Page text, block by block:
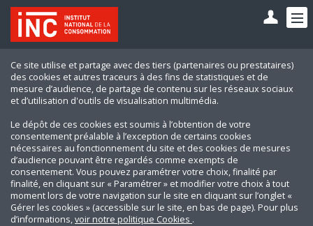
Ce site utilise et partage avec des tiers (partenaires ou prestataires)
des cookies et autres traceurs à des fins de statistiques et de
mesure d’audience, de partage de contenu sur les réseaux sociaux
et d’utilisation d'outils de visualisation multimédia.
Le dépôt de ces cookies est soumis à l’obtention de votre
consentement préalable à l’exception de certains cookies
nécessaires au fonctionnement du site et des cookies de mesures
d’audience pouvant être regardés comme exempts de
consentement. Vous pouvez paramétrer votre choix, finalité par
finalité, en cliquant sur « Paramétrer » et modifier votre choix à tout
moment lors de votre navigation sur le site en cliquant sur l’onglet «
Gérer les cookies » (accessible sur le site, en bas de page). Pour plus
d’informations,voir notre politique Cookies .